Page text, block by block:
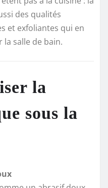
des qualités
et exfoliantes qui en
salle de bain.
la
sous la